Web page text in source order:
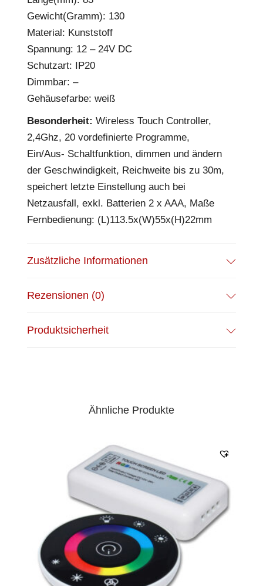
Gewicht(Gramm): 130
Material: Kunststoff
Spannung: 12 – 24V DC
Schutzart: IP20
Dimmbar: –
Gehäusefarbe: weiß
Besonderheit: Wireless Touch Controller,
2,4Ghz, 20 vordefinierte Programme,
Ein/Aus- Schaltfunktion, dimmen und ändern
der Geschwindigkeit, Reichweite bis zu 30m,
speichert letzte Einstellung auch bei
Netzausfall, exkl. Batterien 2 x AAA, Maße
Fernbedienung: (L)113.5x(W)55x(H)22mm
Zusätzliche Informationen
Rezensionen (0)
Produktsicherheit
Ähnliche Produkte